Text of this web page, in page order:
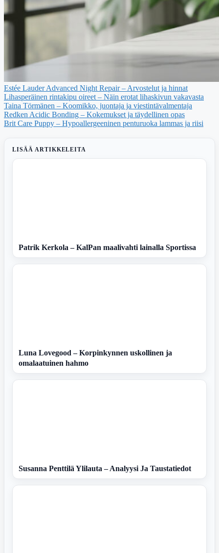
Estée Lauder Advanced Night Repair – Arvostelut ja hinnat
Lihasperäinen rintakipu oireet – Näin erotat lihaskivun vakavasta
Taina Törmänen – Koomikko, juontaja ja viestintävalmentaja
Redken Acidic Bonding – Kokemukset ja täydellinen opas
Brit Care Puppy – Hypoallergeeninen penturuoka lammas ja riisi
LISÄÄ ARTIKKELEITA
Patrik Kerkola – KalPan maalivahti lainalla Sportissa
Luna Lovegood – Korpinkynnen uskollinen ja
omalaatuinen hahmo
Susanna Penttilä Ylilauta – Analyysi Ja Taustatiedot